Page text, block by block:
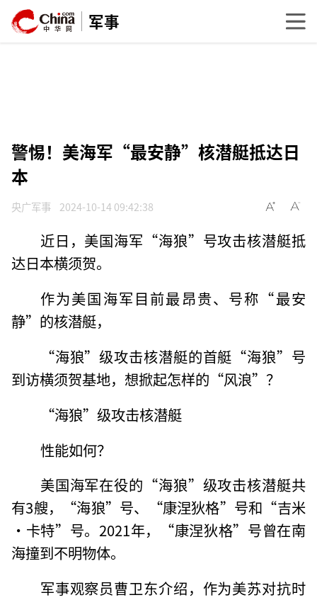
军事
警惕！美海军“最安静”核潜艇抵达日
本
央广军事 2024-10-14 09:42:38
近日，美国海军“海狼”号攻击核潜艇抵
达日本横须贺。
作为美国海军目前最昂贵、号称“最安
静”的核潜艇，
“海狼”级攻击核潜艇的首艇“海狼”号
到访横须贺基地，想掀起怎样的“风浪”？
“海狼”级攻击核潜艇
性能如何？
美国海军在役的“海狼”级攻击核潜艇共
有3艘，“海狼”号、“康涅狄格”号和“吉米
·卡特”号。2021年，“康涅狄格”号曾在南
海撞到不明物体。
军事观察员曹卫东介绍，作为美苏对抗时